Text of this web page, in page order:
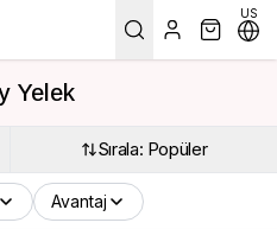
US
Yelek
Sırala: Popüler
Avantaj